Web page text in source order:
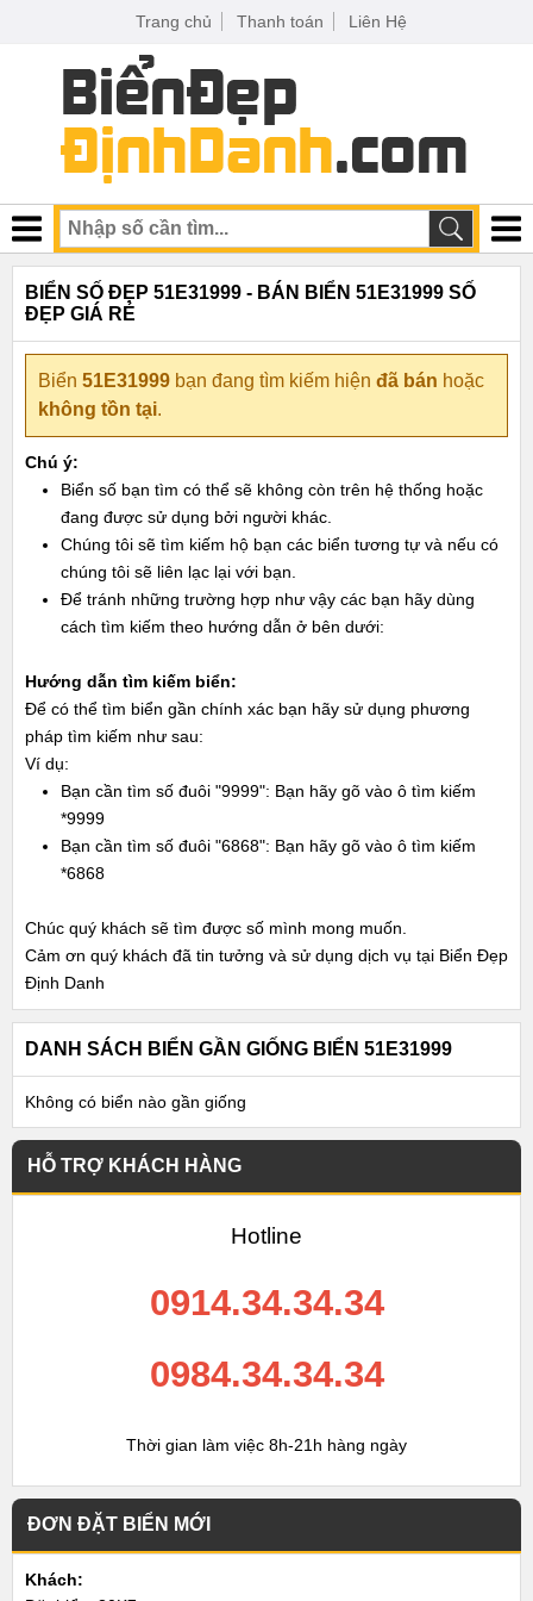
Trang chủ Thanh toán Liên Hệ
BIỂN SỐ ĐẸP 51E31999 - BÁN BIỂN 51E31999 SỐ
ĐẸP GIÁ RẺ
Biển 51E31999 bạn đang tìm kiếm hiện đã bán hoặc
không tồn tại.
Chú ý:
Biển số bạn tìm có thể sẽ không còn trên hệ thống hoặc
đang được sử dụng bởi người khác.
Chúng tôi sẽ tìm kiếm hộ bạn các biển tương tự và nếu có
chúng tôi sẽ liên lạc lại với bạn.
Để tránh những trường hợp như vậy các bạn hãy dùng
cách tìm kiếm theo hướng dẫn ở bên dưới:
Hướng dẫn tìm kiếm biển:
Để có thể tìm biển gần chính xác bạn hãy sử dụng phương
pháp tìm kiếm như sau:
Ví dụ:
Bạn cần tìm số đuôi "9999": Bạn hãy gõ vào ô tìm kiếm
*9999
Bạn cần tìm số đuôi "6868": Bạn hãy gõ vào ô tìm kiếm
*6868
Chúc quý khách sẽ tìm được số mình mong muốn.
Cảm ơn quý khách đã tin tưởng và sử dụng dịch vụ tại Biển Đẹp
Định Danh
DANH SÁCH BIỂN GẦN GIỐNG BIỂN 51E31999
Không có biển nào gần giống
HỖ TRỢ KHÁCH HÀNG
Hotline
0914.34.34.34
0984.34.34.34
Thời gian làm việc 8h-21h hàng ngày
ĐƠN ĐẶT BIỂN MỚI
Khách: